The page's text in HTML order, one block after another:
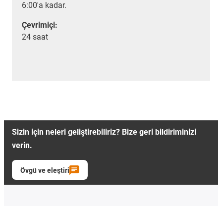
6:00'a kadar.
Çevrimiçi:
24 saat
Sizin için neleri geliştirebiliriz? Bize geri bildiriminizi
verin.
Övgü ve eleştiri